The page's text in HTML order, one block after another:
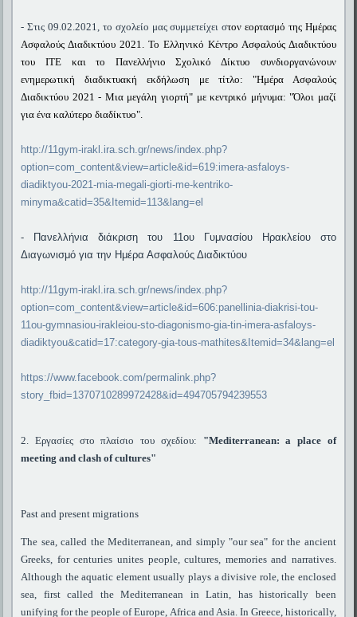
- Στις 09.02.2021, το σχολείο μας συμμετείχει στον εορτασμό της Ημέρας
Ασφαλούς Διαδικτύου 2021.Το Ελληνικό Κέντρο Ασφαλούς Διαδικτύου
του ΙΤΕ και το Πανελλήνιο Σχολικό Δίκτυο συνδιοργανώνουν
ενημερωτική διαδικτυακή εκδήλωση με τίτλο: "Ημέρα Ασφαλούς
Διαδικτύου 2021 - Μια μεγάλη γιορτή" με κεντρικό μήνυμα: "Όλοι μαζί
για ένα καλύτερο διαδίκτυο".
http://11gym-irakl.ira.sch.gr/news/index.php?
option=com_content&view=article&id=619:imera-asfaloys-
diadiktyou-2021-mia-megali-giorti-me-kentriko-
minyma&catid=35&Itemid=113&lang=el
- Πανελλήνια διάκριση του 11ου Γυμνασίου Ηρακλείου στο
Διαγωνισμό για την Ημέρα Ασφαλούς Διαδικτύου
http://11gym-irakl.ira.sch.gr/news/index.php?
option=com_content&view=article&id=606:panellinia-diakrisi-tou-
11ou-gymnasiou-irakleiou-sto-diagonismo-gia-tin-imera-asfaloys-
diadiktyou&catid=17:category-gia-tous-mathites&Itemid=34&lang=el
https://www.facebook.com/permalink.php?
story_fbid=1370710289972428&id=494705794239553
2. Εργασίες στο πλαίσιο του σχεδίου: "Mediterranean: a place of
meeting and clash of cultures"
Past and present migrations
The sea, called the Mediterranean, and simply "our sea" for the ancient
Greeks, for centuries unites people, cultures, memories and narratives.
Although the aquatic element usually plays a divisive role, the enclosed
sea, first called the Mediterranean in Latin, has historically been
unifying for the people of Europe, Africa and Asia. In Greece, historically,